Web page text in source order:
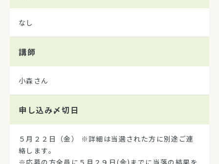
なし
講師
小森さん
申し込み〆切日
５月２２日（金） ※詳細は当選された方に別途ご連
絡します。
※応募の方全員に５月２９日(金)までに当落の結果を